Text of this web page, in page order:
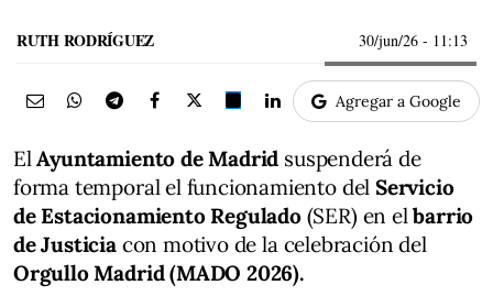
RUTH RODRÍGUEZ 30/jun/26 - 11:13
Agregar a Google
ElAyuntamiento de Madrid suspenderá de
forma temporal el funcionamiento del Servicio
de Estacionamiento Regulado (SER) en elbarrio
de Justiciacon motivo de la celebración del
Orgullo Madrid (MADO 2026).